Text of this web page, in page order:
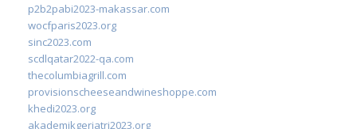
p2b2pabi2023-makassar.com
wocfparis2023.org
sinc2023.com
scdlqatar2022-qa.com
thecolumbiagrill.com
provisionscheeseandwineshoppe.com
khedi2023.org
akademikgeriatri2023.org